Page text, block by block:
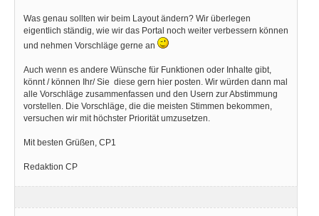
Was genau sollten wir beim Layout ändern? Wir überlegen
eigentlich ständig, wie wir das Portal noch weiter verbessern können
und nehmen Vorschläge gerne an
Auch wenn es andere Wünsche für Funktionen oder Inhalte gibt,
könnt / können Ihr/ Sie diese gern hier posten. Wir würden dann mal
alle Vorschläge zusammenfassen und den Usern zur Abstimmung
vorstellen. Die Vorschläge, die die meisten Stimmen bekommen,
versuchen wir mit höchster Priorität umzusetzen.
Mit besten Grüßen, CP1
Redaktion CP